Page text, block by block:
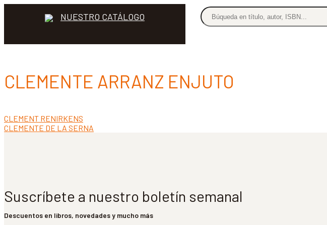
NUESTRO CATÁLOGO
CLEMENTE ARRANZ ENJUTO
Navegación
de
Anterior:
CLEMENT RENIRKENS
Siguiente:
CLEMENTE DE LA SERNA
Suscríbete a nuestro boletín semanal
Descuentos en libros, novedades y mucho más